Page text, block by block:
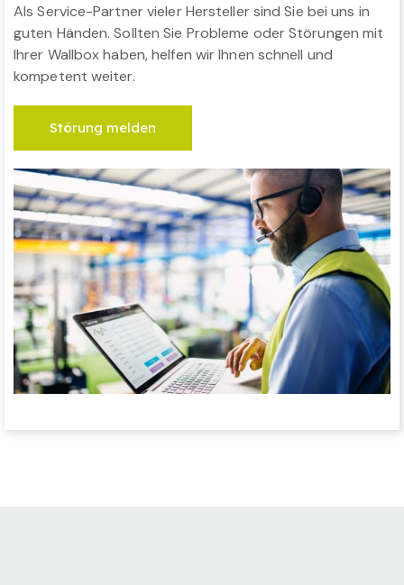
Als Service-Partner vieler Hersteller sind Sie bei uns in
guten Händen. Sollten Sie Probleme oder Störungen mit
Ihrer Wallbox haben, helfen wir Ihnen schnell und
kompetent weiter.
Störung melden